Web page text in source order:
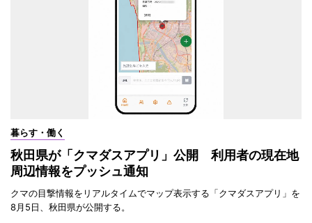
暮らす・働く
秋田県が「クマダスアプリ」公開 利用者の現在地
周辺情報をプッシュ通知
クマの目撃情報をリアルタイムでマップ表示する「クマダスアプリ」を
8月5日、秋田県が公開する。